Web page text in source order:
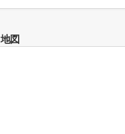
地図